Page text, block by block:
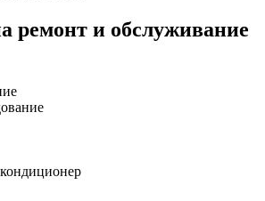
ремонт и обслуживание